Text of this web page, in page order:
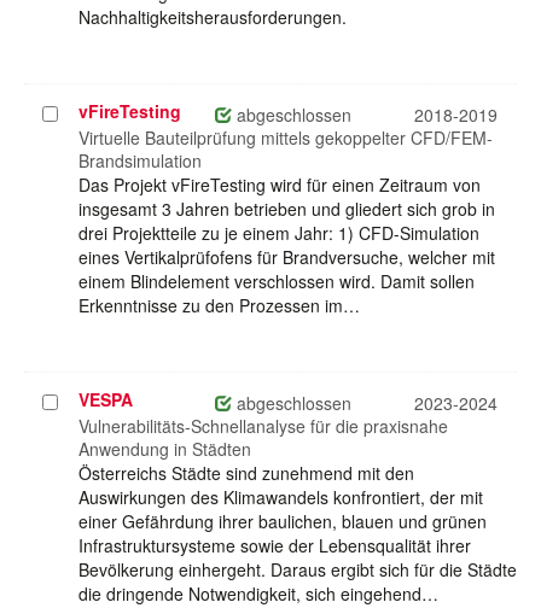
Nachhaltigkeitsherausforderungen.
Projekt
auswählen
vFireTesting abgeschlossen
2018-2019
Virtuelle Bauteilprüfung mittels gekoppelter CFD/FEM-
Brandsimulation
Das Projekt vFireTesting wird für einen Zeitraum von
insgesamt 3 Jahren betrieben und gliedert sich grob in
drei Projektteile zu je einem Jahr: 1) CFD-Simulation
eines Vertikalprüfofens für Brandversuche, welcher mit
einem Blindelement verschlossen wird. Damit sollen
Erkenntnisse zu den Prozessen im…
Projekt
auswählen
VESPA abgeschlossen
2023-2024
Vulnerabilitäts-Schnellanalyse für die praxisnahe
Anwendung in Städten
Österreichs Städte sind zunehmend mit den
Auswirkungen des Klimawandels konfrontiert, der mit
einer Gefährdung ihrer baulichen, blauen und grünen
Infrastruktursysteme sowie der Lebensqualität ihrer
Bevölkerung einhergeht. Daraus ergibt sich für die Städte
die dringende Notwendigkeit, sich eingehend…